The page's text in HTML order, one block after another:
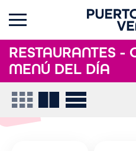
RESTAURANTES -
MENÚ DEL DÍA